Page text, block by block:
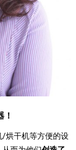
烘干机等方便的设